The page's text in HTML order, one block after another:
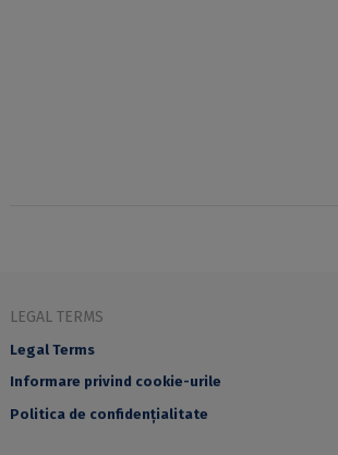
LEGAL TERMS
Legal Terms
Informare privind cookie-urile
Politica de confidențialitate